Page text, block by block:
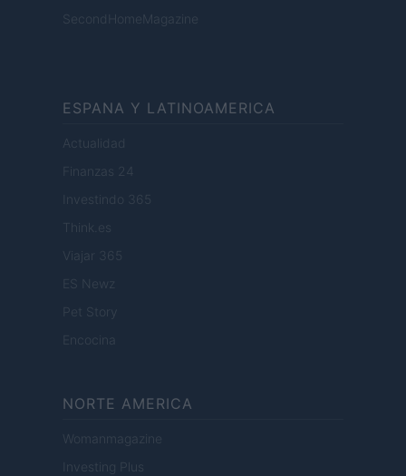
SecondHomeMagazine
ESPANA Y LATINOAMERICA
Actualidad
Finanzas 24
Investindo 365
Think.es
Viajar 365
ES Newz
Pet Story
Encocina
NORTE AMERICA
Womanmagazine
Investing Plus